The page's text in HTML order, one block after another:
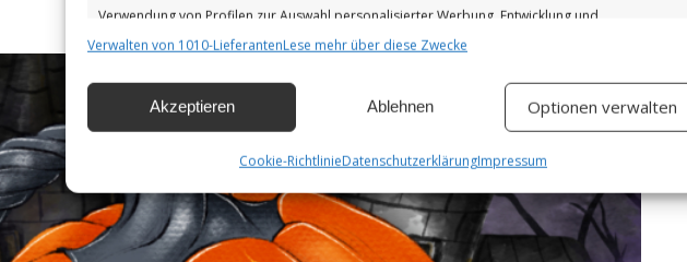
Verwendung von Profilen zur Auswahl personalisierter Werbung, Entwicklung und
Verbesserung der Angebote.
Eigenschaften Immer aktiv
Abgleichung und Kombination von Daten aus unterschiedlichen Quellen,
automatisch übermittelter Informationen.
Verwalten von 1010-LieferantenLese mehr über diese Zwecke
Akzeptieren Ablehnen Optionen verwalten
Cookie-RichtlinieDatenschutzerklärungImpressum